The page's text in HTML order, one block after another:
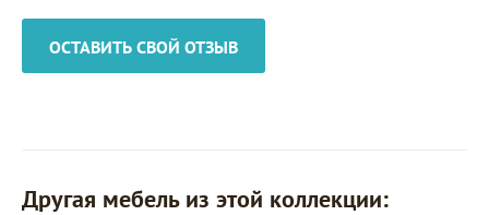
ОСТАВИТЬ СВОЙ ОТЗЫВ
Другая мебель из этой коллекции: